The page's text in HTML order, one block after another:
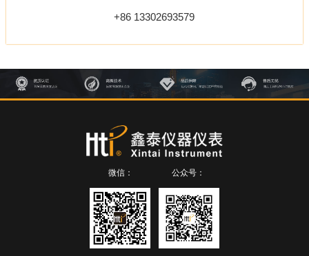
+86 13302693579
微信： 公众号：